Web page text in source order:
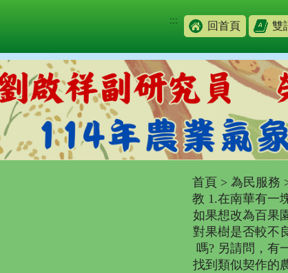
::: 回首頁 雙
首頁 > 為民服務
教 1.在南華有一
如果想改為百果
對果樹是否較不
嗎? 另請問，有
找到類似契作的